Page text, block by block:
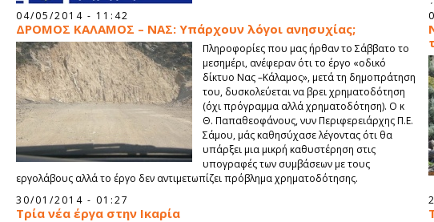
04/05/2014 - 11:42
ΔΡΟΜΟΣ ΚΑΛΑΜΟΣ – ΝΑΣ: Υπάρχουν λόγοι ανησυχίας;
Πληροφορίες που μας ήρθαν το Σάββατο το
μεσημέρι, ανέφεραν ότι το έργο «οδικό
δίκτυο Νας –Κάλαμος», μετά τη δημοπράτηση
του, δυσκολεύεται να βρει χρηματοδότηση
(όχι πρόγραμμα αλλά χρηματοδότηση). Ο κ
Θ. Παπαθεοφάνους, νυν Περιφερειάρχης Π.Ε.
Σάμου, μάς καθησύχασε λέγοντας ότι θα
υπάρξει μια μικρή καθυστέρηση στις
υπογραφές των συμβάσεων με τους
εργολάβους αλλά το έργο δεν αντιμετωπίζει πρόβλημα χρηματοδότησης.
30/01/2014 - 01:27
Τρία νέα έργα στην Ικαρία